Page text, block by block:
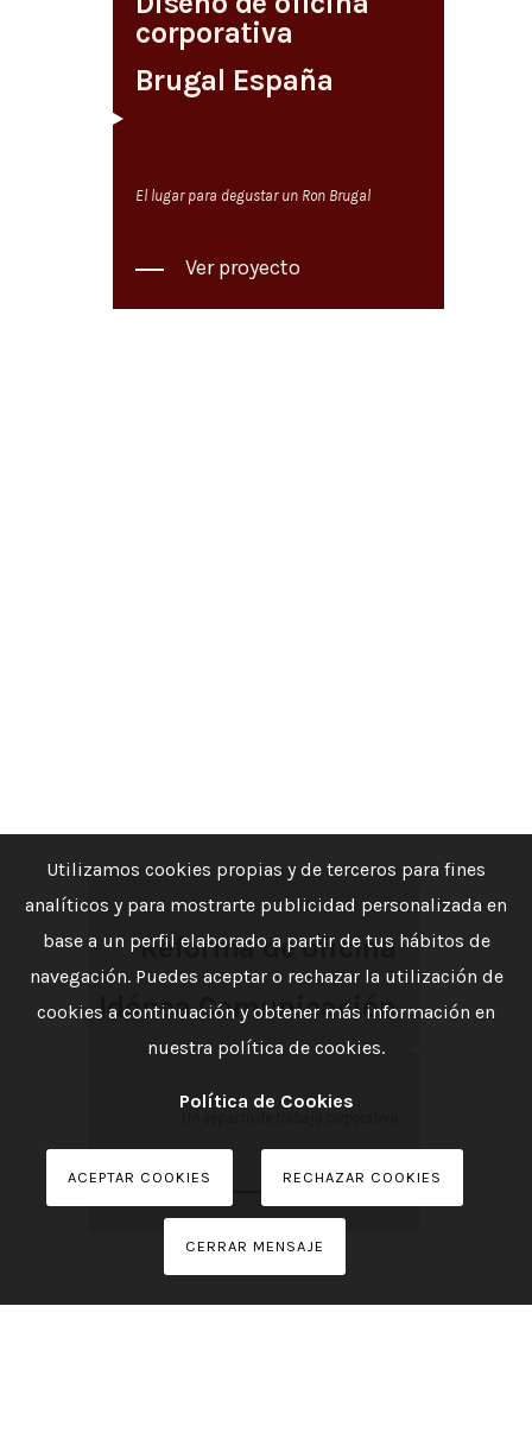
Utilizamos cookies propias y de terceros para fines
analíticos y para mostrarte publicidad personalizada en
base a un perfil elaborado a partir de tus hábitos de
navegación. Puedes aceptar o rechazar la utilización de
cookies a continuación y obtener más información en
nuestra política de cookies.
Política de Cookies
ACEPTAR COOKIES RECHAZAR COOKIES
CERRAR MENSAJE
corporativa
Brugal España
El lugar para degustar un Ron Brugal
Ver proyecto
Reforma de oficina
Idónea Comunicación
Ver proyecto